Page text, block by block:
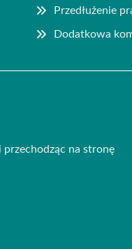
Przedłużenie
Dodatkowa
na stronę